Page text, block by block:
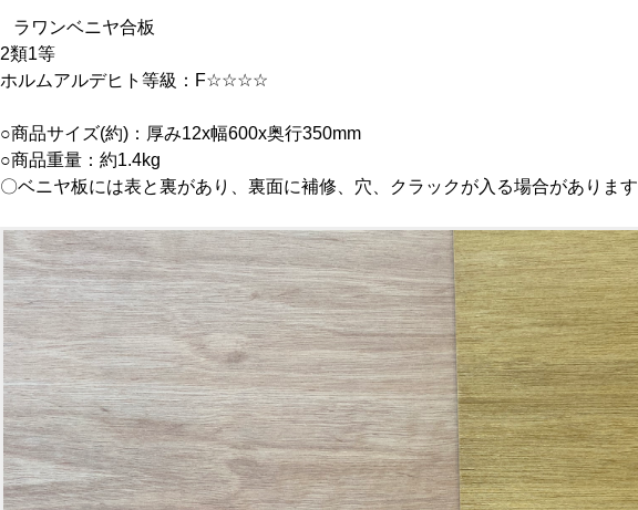
ラワンベニヤ合板
2類1等
ホルムアルデヒト等級：F☆☆☆☆
○商品サイズ(約)：厚み12x幅600x奥行350mm
○商品重量：約1.4kg
〇ベニヤ板には表と裏があり、裏面に補修、穴、クラックが入る場合があります